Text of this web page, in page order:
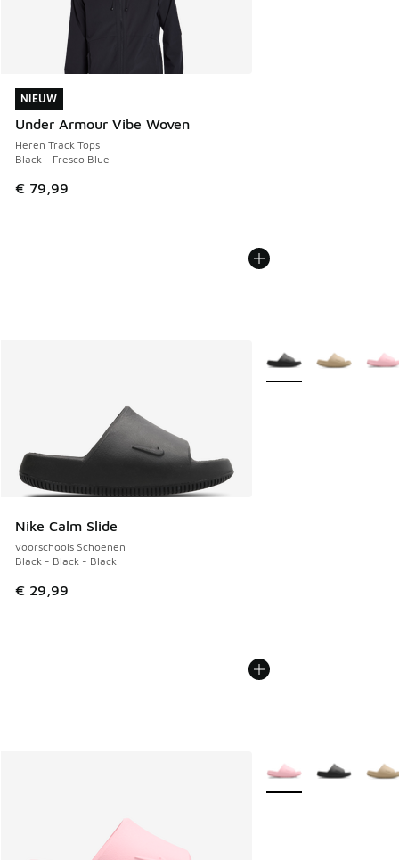
NIEUW
Under Armour Vibe Woven
Heren Track Tops
Black - Fresco Blue
€ 79,99
NIEUW
Nike Calm Slide
voorschools Schoenen
Black - Black - Black
€ 29,99
Meer kleuren
Meer kleuren